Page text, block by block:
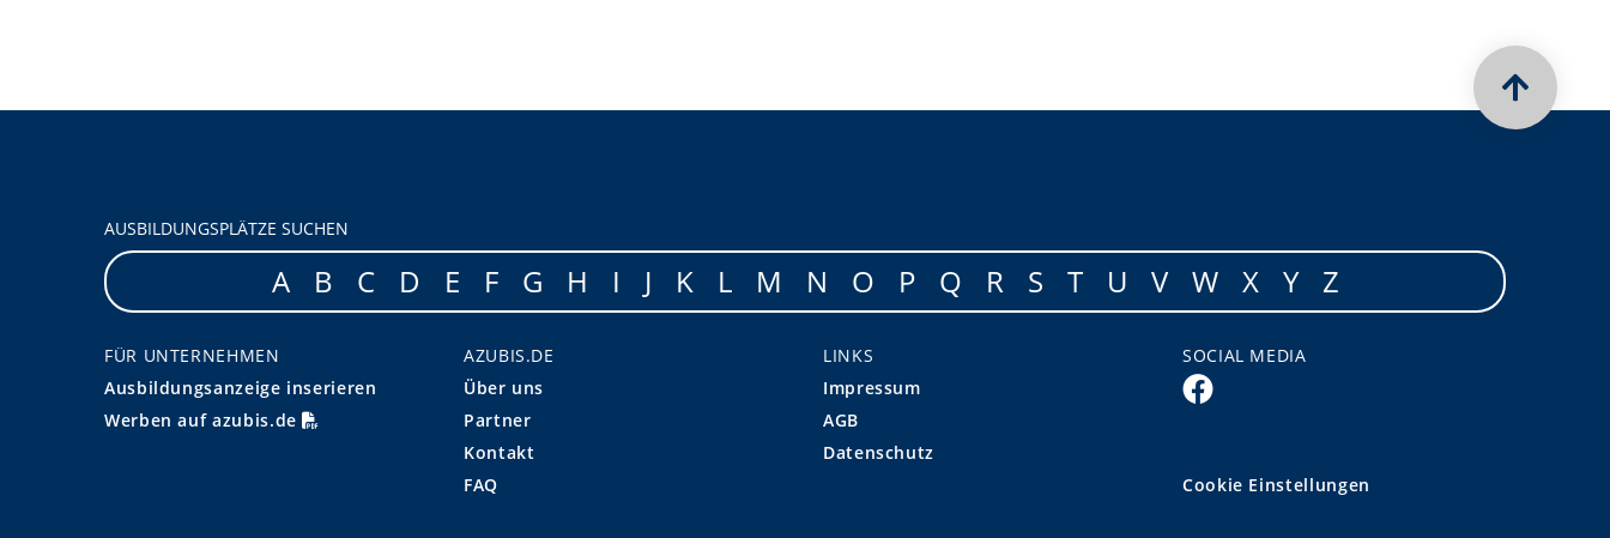
AUSBILDUNGSPLÄTZE SUCHEN
A B C D E F G H I J K L M N O P Q R S T U V W X Y Z
FÜR UNTERNEHMEN
Ausbildungsanzeige inserieren
Werben auf azubis.de
AZUBIS.DE
Über uns
Partner
Kontakt
FAQ
LINKS
Impressum
AGB
Datenschutz
SOCIAL MEDIA
Cookie Einstellungen